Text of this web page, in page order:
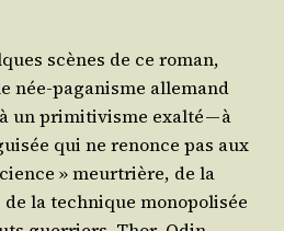
scènes de ce roman,
née-paga­nisme alle­mand
un pri­mi­ti­visme exal­té — à
qui ne renonce pas aux
» meur­trière, de la
la tech­nique mono­po­li­sée